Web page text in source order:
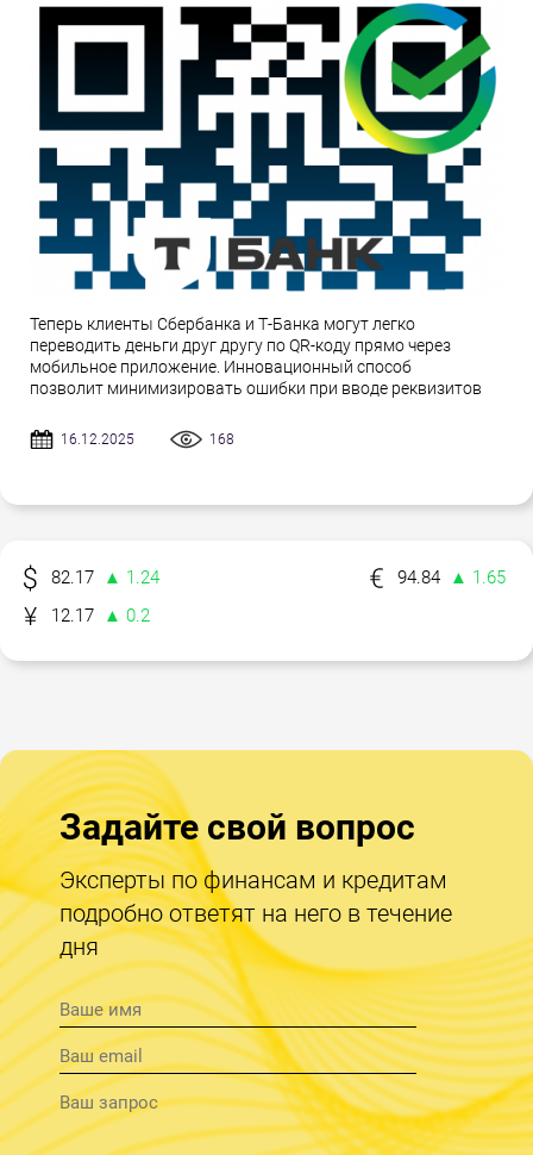
Теперь клиенты Сбербанка и Т-Банка могут легко
переводить деньги друг другу по QR-коду прямо через
мобильное приложение. Инновационный способ
позволит минимизировать ошибки при вводе реквизитов
16.12.2025 168
82.17 ▲ 1.24 94.84
▲ 1.65
12.17
▲ 0.2
Задайте свой вопрос
Эксперты по финансам и кредитам
подробно ответят на него в течение
дня